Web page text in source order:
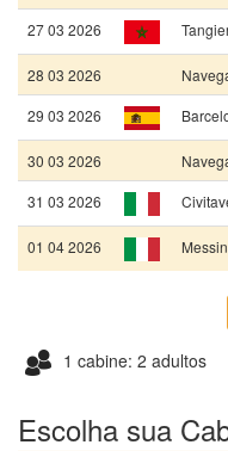
27 03 2026
28 03 2026
29 03 2026
30 03 2026
31 03 2026
01 04 2026
1 cabine: 2 adultos
Escolha sua